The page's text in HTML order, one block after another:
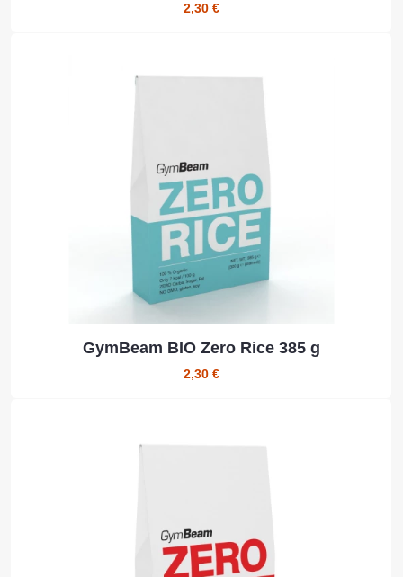
2,30 €
GymBeam BIO Zero Rice 385 g
2,30 €